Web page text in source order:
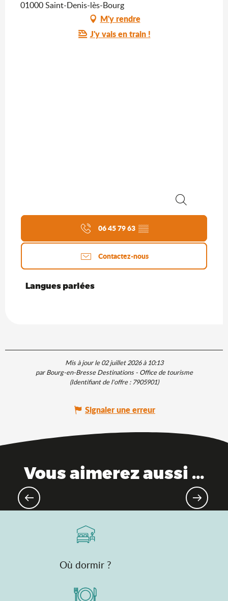
Recherche
01000 Saint-Denis-lès-Bourg
M'y rendre
J'y vais en train !
06 45 79 63 ▒▒
Contactez-nous
Langues parlées
Langues parlées
Mis à jour le 02 juillet 2026 à 10:13
par Bourg-en-Bresse Destinations - Office de tourisme
(Identifiant de l'offre :7905901)
Signaler une erreur
Vous aimerez aussi ...
Bon plan : le Pass'Découvertes de
Où dormir ?